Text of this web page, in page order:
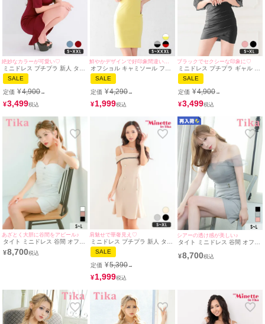
絶妙なカラーが可愛い♡
ミニドレス プチプラ 新人 タイ
ト ワンピース オフショル ラウ
ンジ マーメイド 半袖 低身長
胸元隠し スナック 同伴 赤 ワ
インレッド キャバドレス (ちぴ
たん着用/S~XXLサイズ対応) |
myMinette/マイミネット
SALE
定価 ¥4,900→
¥3,499
鮮やかデザインで好印象間違いなし♪
オフショル キャミソール フリ
ル 肩あき ウエスト切り替え タ
イト ミニドレス(Sサイズ～
XXLサイズ) (波北かほ/キャバ
ドレス着用) [myMinette/マイミ
ネット]
SALE
定価 ¥4,290→
¥1,999
ブラックでセクシーな印象に♡
ミニドレス プチプラ ギャル タ
イト オフショル セクシー ラウ
ンジ 低身長 谷間 背中魅せ パ
ールボタン フリル 黒 キャバド
レス （あいみん着用/S〜XLサ
イズ着用） | myMinette/マイミ
ネット
SALE
定価 ¥4,900→
¥3,499
あざとく大胆に谷間をアピール♪
タイト ミニドレス 谷間 オフシ
ョルダー ストレッチ パールス
トラップ付き 肩出し 二の腕カ
¥8,700
肩魅せで華奢見え♡
ミニドレス プチプラ 新人 タイ
ト オフショル 低身長 胸元隠
し ダブルボタン 裾フリル ベー
ジュ キャバドレス (あおぽん着
用/S〜XLサイズ対応) |
myMinette/マイミネット
SALE
定価 ¥5,390→
¥1,999
シアーの透け感が美しい♪
タイト ミニドレス 谷間 オフシ
シアー ストレッチ ラップ (若
林萌々着用) [Tika/ティカ]
¥8,700